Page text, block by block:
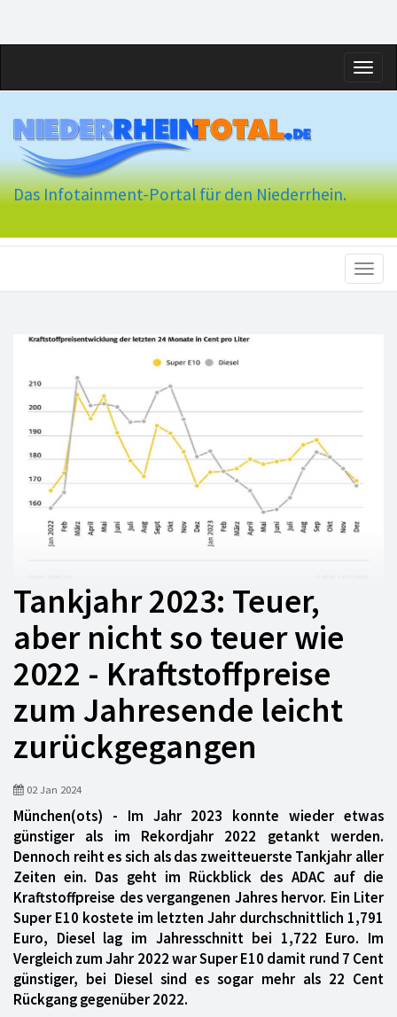
Das Infotainment-Portal für den Niederrhein.
Tankjahr 2023: Teuer,
aber nicht so teuer wie
2022 - Kraftstoffpreise
zum Jahresende leicht
zurückgegangen
02 Jan 2024
München(ots) - Im Jahr 2023 konnte wieder etwas
günstiger als im Rekordjahr 2022 getankt werden.
Dennoch reiht es sich als das zweitteuerste Tankjahr aller
Zeiten ein. Das geht im Rückblick des ADAC auf die
Kraftstoffpreise des vergangenen Jahres hervor. Ein Liter
Super E10 kostete im letzten Jahr durchschnittlich 1,791
Euro, Diesel lag im Jahresschnitt bei 1,722 Euro. Im
Vergleich zum Jahr 2022 war Super E10 damit rund 7 Cent
günstiger, bei Diesel sind es sogar mehr als 22 Cent
Rückgang gegenüber 2022.